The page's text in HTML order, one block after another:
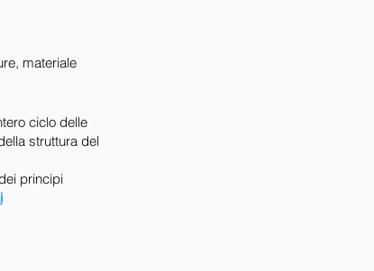
materiale
ciclo delle
struttura del
principi